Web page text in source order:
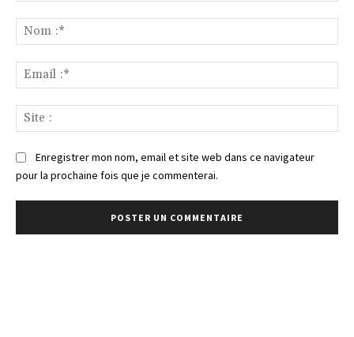
:*
:*
:
Enregistrer mon nom, email et site web dans ce navigateur
pour la prochaine fois que je commenterai.